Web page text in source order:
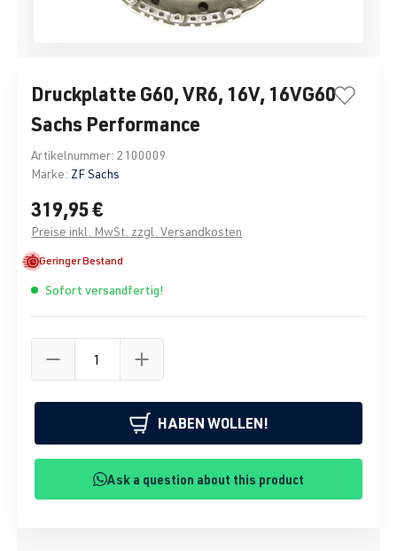
Druckplatte G60, VR6, 16V, 16VG60
Sachs Performance
Artikelnummer: 2100009
Marke: ZF Sachs
319,95 €
Preise inkl. MwSt. zzgl. Versandkosten
Geringer Bestand
Sofort versandfertig!
HABEN WOLLEN!
Ask a question about this product